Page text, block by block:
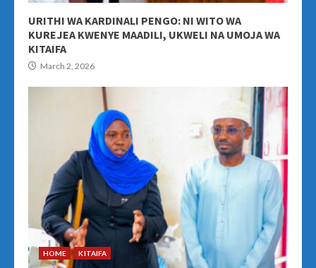
URITHI WA KARDINALI PENGO: NI WITO WA
KUREJEA KWENYE MAADILI, UKWELI NA UMOJA WA
KITAIFA
March 2, 2026
HOME KITAIFA